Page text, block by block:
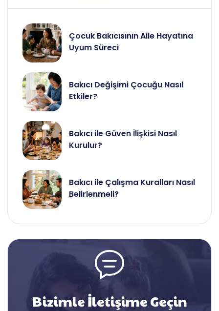
Çocuk Bakıcısının Aile Hayatına
Uyum Süreci
Bakıcı Değişimi Çocuğu Nasıl
Etkiler?
Bakıcı ile Güven İlişkisi Nasıl
Kurulur?
Bakıcı ile Çalışma Kuralları Nasıl
Belirlenmeli?
Bizimle İletişime Geçin